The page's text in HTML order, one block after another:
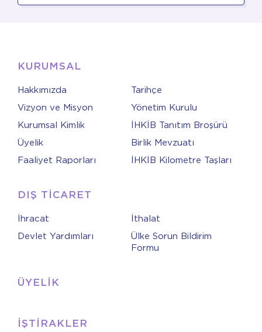
KURUMSAL
Hakkımızda
Tarihçe
Vizyon ve Misyon
Yönetim Kurulu
Kurumsal Kimlik
İHKİB Tanıtım Broşürü
Üyelik
Birlik Mevzuatı
Faaliyet Raporları
İHKİB Kilometre Taşları
DIŞ TİCARET
İhracat
İthalat
Devlet Yardımları
Ülke Sorun Bildirim
Formu
ÜYELİK
İŞTİRAKLER